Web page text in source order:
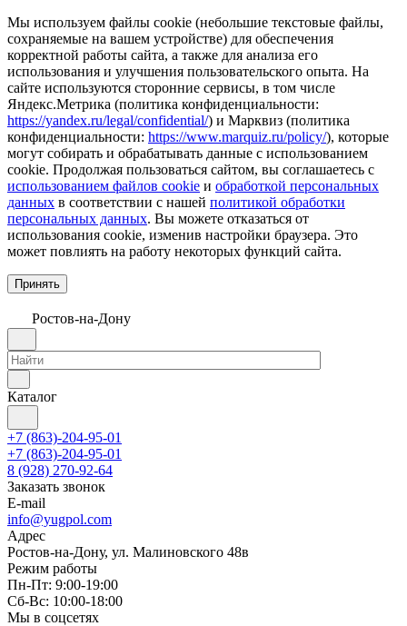
Мы используем файлы cookie (небольшие текстовые файлы,
сохраняемые на вашем устройстве) для обеспечения
корректной работы сайта, а также для анализа его
использования и улучшения пользовательского опыта. На
сайте используются сторонние сервисы, в том числе
Яндекс.Метрика (политика конфиденциальности:
https://yandex.ru/legal/confidential/) и Марквиз (политика
конфиденциальности: https://www.marquiz.ru/policy/), которые
могут собирать и обрабатывать данные с использованием
cookie. Продолжая пользоваться сайтом, вы соглашаетесь с
использованием файлов cookie и обработкой персональных
данных в соответствии с нашей политикой обработки
персональных данных. Вы можете отказаться от
использования cookie, изменив настройки браузера. Это
может повлиять на работу некоторых функций сайта.
Принять
Ростов-на-Дону
Каталог
+7 (863)-204-95-01
+7 (863)-204-95-01
8 (928) 270-92-64
Заказать звонок
E-mail
info@yugpol.com
Адрес
Ростов-на-Дону, ул. Малиновского 48в
Режим работы
Пн-Пт: 9:00-19:00
Cб-Вс: 10:00-18:00
Мы в соцсетях